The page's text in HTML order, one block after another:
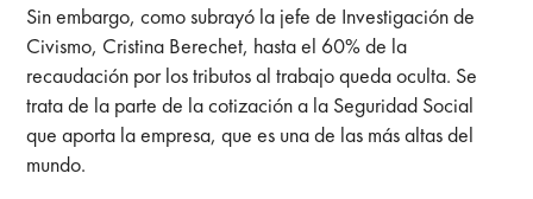
Sin embargo, como subrayó la jefe de Investigación de
Civismo, Cristina Berechet, hasta el 60% de la
recaudación por los tributos al trabajo queda oculta. Se
trata de la parte de la cotización a la Seguridad Social
que aporta la empresa, que es una de las más altas del
mundo.